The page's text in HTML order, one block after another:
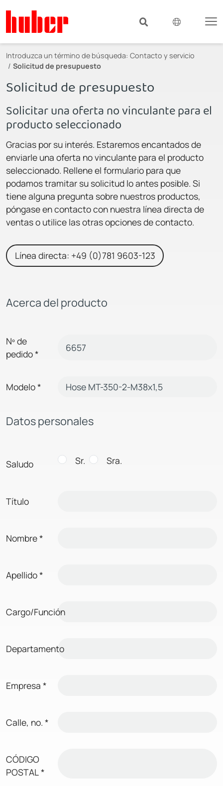
Introduzca un término de búsqueda: Contacto y servicio
Solicitud de presupuesto
Solicitud de presupuesto
Solicitar una oferta no vinculante para el
producto seleccionado
Gracias por su interés. Estaremos encantados de
enviarle una oferta no vinculante para el producto
seleccionado. Rellene el formulario para que
podamos tramitar su solicitud lo antes posible. Si
tiene alguna pregunta sobre nuestros productos,
póngase en contacto con nuestra línea directa de
ventas o utilice las otras opciones de contacto.
Línea directa: +49 (0)781 9603-123
Acerca del producto
Nº de
pedido*
Modelo*
Datos personales
Saludo Sr. Sra.
Título
Nombre*
Apellido*
Cargo/Función
Departamento
Empresa *
Calle, no. *
CÓDIGO
POSTAL*